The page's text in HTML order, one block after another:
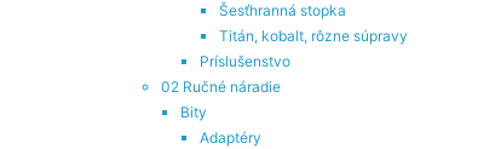
Šesťhranná stopka
Titán, kobalt, rôzne súpravy
Príslušenstvo
02 Ručné náradie
Bity
Adaptéry